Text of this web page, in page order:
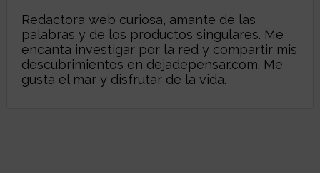
Redactora web curiosa, amante de las
palabras y de los productos singulares. Me
encanta investigar por la red y compartir mis
descubrimientos en dejadepensar.com. Me
gusta el mar y disfrutar de la vida.